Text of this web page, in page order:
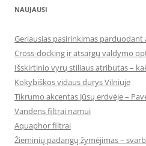
NAUJAUSI
Geriausias pasirinkimas
Cross-docking ir atsargų valdymo
Išskirtinio vyrų stiliaus atributas –
Kokybiškos vidaus durys Vilniuje
Tikrumo akcentas Jūsų erdvėje –
Vandens filtrai namui
Aquaphor filtrai
Žieminių padangų žymėjimas –